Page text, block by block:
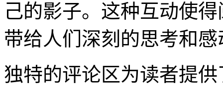
己的影子。这种互动使
带给人们深刻的思考和感
独特的评论区为读者提